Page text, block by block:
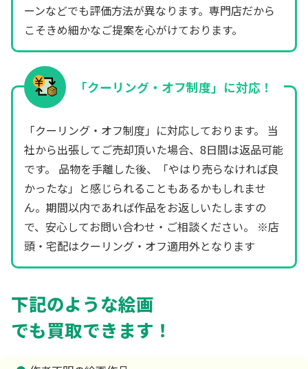
ーンなどでも評価方法が異なります。専門店だから
こそきめ細かなご提案を心がけております。
「クーリング・オフ制度」に対応！
「クーリング・オフ制度」に対応しております。 当
社から出張してご売却頂いた場合、8日間は返品可能
です。 品物を手離した後、「やはり売らなければ良
かったな」と感じられることもあるかもしれませ
ん。期間以内であれば作品をお返しいたしますの
で、安心してお問い合わせ・ご相談ください。 ※店
頭・宅配はクーリング・オフ適用外となります
下記のような絵画
でも買取できます！